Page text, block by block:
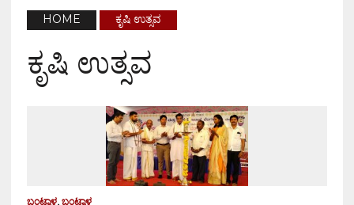
HOME ಕೃಷಿ ಉತ್ಸವ
ಕೃಷಿ ಉತ್ಸವ
ಬಂಟ್ವಾಳ, ಬಂಟ್ವಾಳ